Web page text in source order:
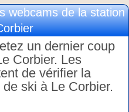
webcams de la station
un dernier coup
Corbier. Les
de vérifier la
ski à Le Corbier.